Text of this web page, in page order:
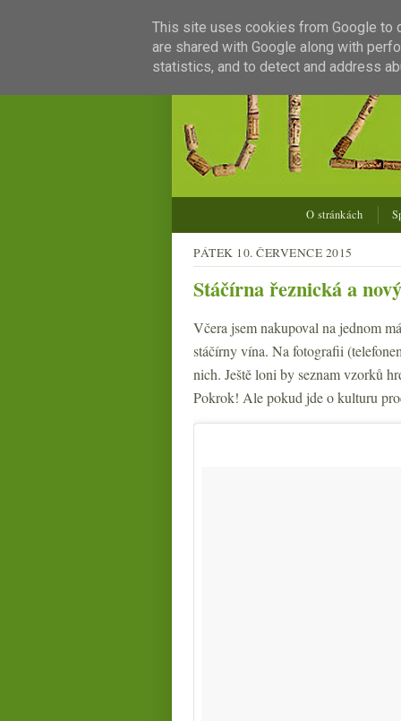
O stránkách
PÁTEK 10. ČERVENCE 2015
Stáčírna řeznická a
Včera jsem nakupoval na jednom
stáčírny vína. Na fotografii
nich. Ještě loni by seznam vzorků
Pokrok! Ale pokud jde o kulturu
This site uses cookies from Google to
are shared with Google along with
statistics, and to detect and address